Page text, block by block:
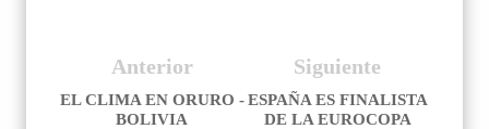
Siguiente
ESPAÑA ES FINALISTA
DE LA EUROCOPA
Anterior
EL CLIMA EN ORURO -
BOLIVIA